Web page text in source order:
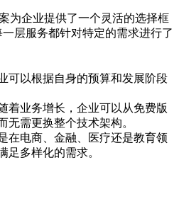
为企业提供了一个灵活的选择框
层服务都针对特定的需求进行了
可以根据自身的预算和发展阶段
着业务增长，企业可以从免费版
无需更换整个技术架构。
在电商、金融、医疗还是教育领
足多样化的需求。